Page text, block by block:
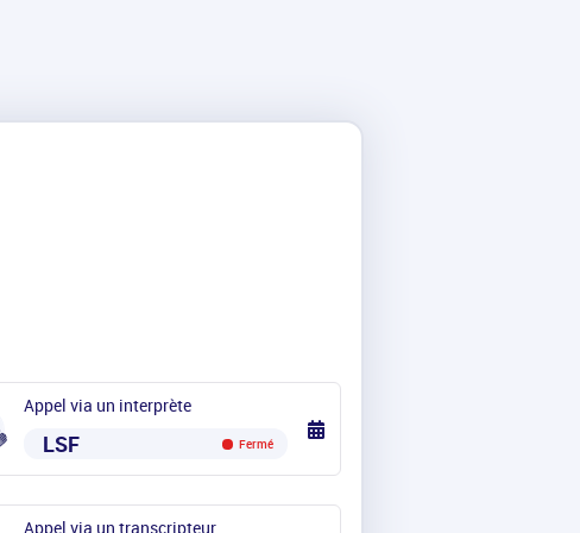
Appel via un interprète
LSF Fermé
Appel via un transcripteur